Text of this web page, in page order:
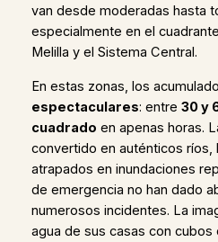
van desde moderadas hasta
especialmente en el
Melilla y el Sistema Central.
En estas zonas, los
espectaculares: entre 30 y
cuadrado en apenas horas.
convertido en auténticos ríos,
atrapados en inundaciones
de emergencia no han dado
numerosos incidentes. La
agua de sus casas con